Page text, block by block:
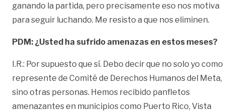
ganando la partida, pero precisamente eso nos motiva
para seguir luchando. Me resisto a que nos eliminen.
PDM: ¿Usted ha sufrido amenazas en estos meses?
I.R.: Por supuesto que sí. Debo decir que no solo yo como
represente de Comité de Derechos Humanos del Meta,
sino otras personas. Hemos recibido panfletos
amenazantes en municipios como Puerto Rico, Vista